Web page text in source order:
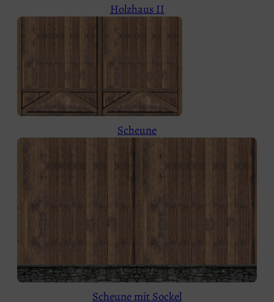
Holzhaus II
Scheune
Scheune mit Sockel